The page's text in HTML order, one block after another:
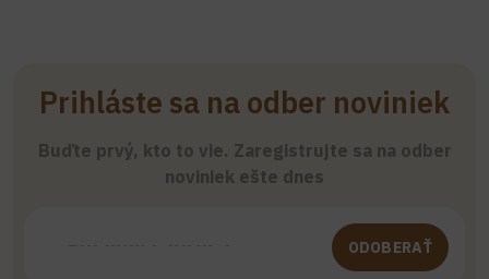
Prihláste sa na odber noviniek
Buďte prvý, kto to vie. Zaregistrujte sa na odber
noviniek ešte dnes
ODOBERAŤ